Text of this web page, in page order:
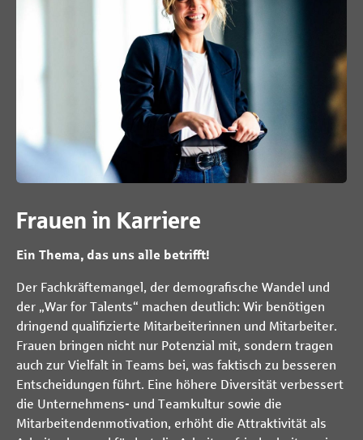
Frauen in Karriere
Ein Thema, das uns alle betrifft!
Der Fachkräftemangel, der demografische Wandel und
der „War for Talents“ machen deutlich: Wir benötigen
dringend qualifizierte Mitarbeiterinnen und Mitarbeiter.
Frauen bringen nicht nur Potenzial mit, sondern tragen
auch zur Vielfalt in Teams bei, was faktisch zu besseren
Entscheidungen führt. Eine höhere Diversität verbessert
die Unternehmens- und Teamkultur sowie die
Mitarbeitendenmotivation, erhöht die Attraktivität als